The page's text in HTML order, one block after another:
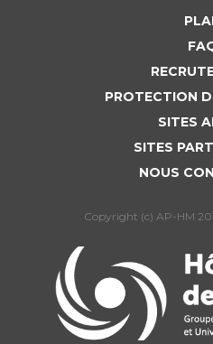
PROTECTION
SITES
SITES
NOUS
Copyright (c) AP-HM